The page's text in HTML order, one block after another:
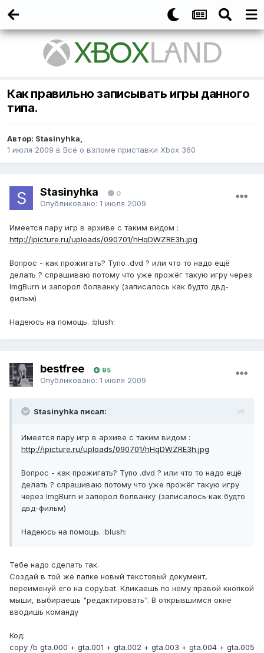
Как правильно записывать игры данного
типа.
Автор: Stasinyhka,
1 июля 2009 в Всё о взломе приставки Xbox 360
Stasinyhka 0
Опубликовано: 1 июля 2009
Имеется пару игр в архиве с таким видом :
http://ipicture.ru/uploads/090701/hHqDWZRE3h.jpg
Вопрос - как прожигать? Тупо .dvd ? или что то надо ещё
делать ? спрашиваю потому что уже прожёг такую игру через
ImgBurn и запорол болванку (записалось как будто двд-
фильм)
Надеюсь на помощь. :blush:
bestfree 95
Опубликовано: 1 июля 2009
Stasinyhka писал:
Имеется пару игр в архиве с таким видом :
http://ipicture.ru/uploads/090701/hHqDWZRE3h.jpg
Вопрос - как прожигать? Тупо .dvd ? или что то надо ещё
делать ? спрашиваю потому что уже прожёг такую игру
через ImgBurn и запорол болванку (записалось как будто
двд-фильм)
Надеюсь на помощь. :blush:
Тебе надо сделать так.
Создай в той же папке новый текстовый документ,
переименуй его на copy.bat. Кликаешь по нему правой кнопкой
мыши, выбираешь "редактировать". В открывшимся окне
вводишь команду
Код:
copy /b gta.000 + gta.001 + gta.002 + gta.003 + gta.004 + gta.005